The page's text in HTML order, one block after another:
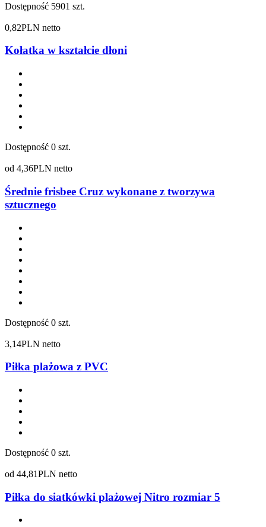
Dostępność 5901 szt.
0,82PLN netto
Kołatka w kształcie dłoni
Dostępność 0 szt.
od 4,36PLN netto
Średnie frisbee Cruz wykonane z tworzywa
sztucznego
Dostępność 0 szt.
3,14PLN netto
Piłka plażowa z PVC
Dostępność 0 szt.
od 44,81PLN netto
Piłka do siatkówki plażowej Nitro rozmiar 5